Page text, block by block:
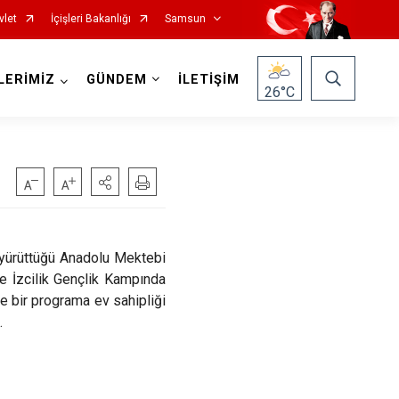
İçişleri Bakanlığı Samsun
Salıpazarı
Tekkeköy
Terme
GÜNDEM İLETİŞİM
26°C
Anadolu Mektebi
İzcilik Gençlik Kampında
bir programa ev sahipliği